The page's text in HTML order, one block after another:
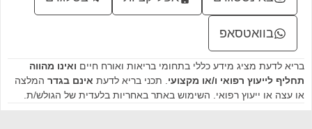
בוואטסאפ
בריא לדעת מציג מידע כללי בתחומי בריאות ואורח חיים ואינו מהווה
תחליף לייעוץ רפואי ו/או מקצועי. תכני בריא לדעת אינם בגדר המלצה
או עצה או ייעוץ רפואי. השימוש באתר באחריות בלעדית של הגולש/ת.